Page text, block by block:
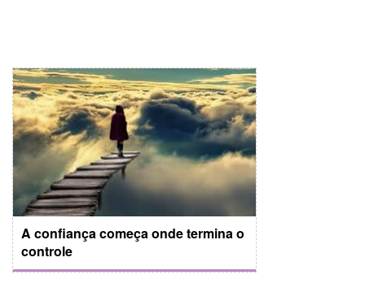
A confiança começa onde termina o
controle